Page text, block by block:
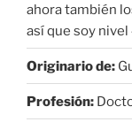
ahora también
así que soy nivel
Originario de:
Profesión: